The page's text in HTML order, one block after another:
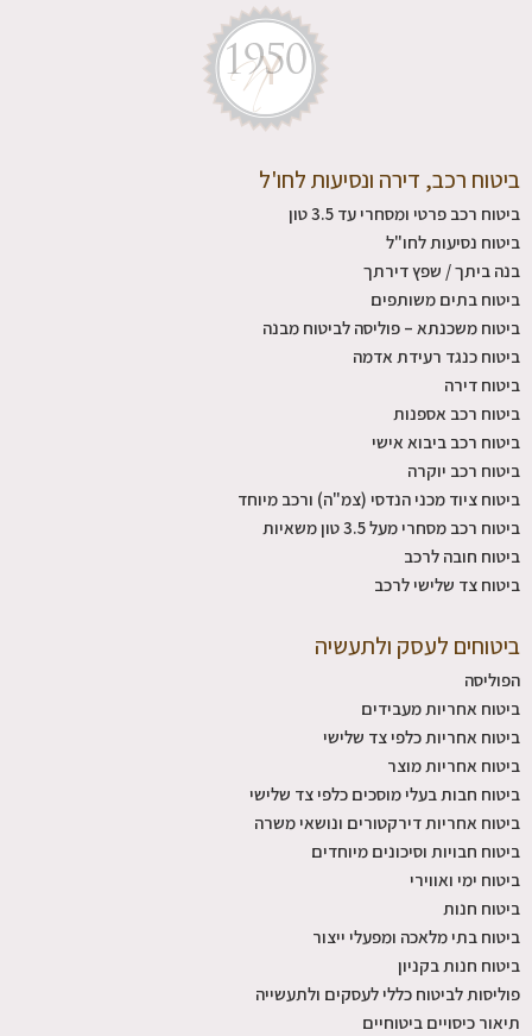
ביטוח רכב, דירה ונסיעות לחו'ל
ביטוח רכב פרטי ומסחרי עד 3.5 טון
ביטוח נסיעות לחו"ל
בנה ביתך / שפץ דירתך
ביטוח בתים משותפים
ביטוח משכנתא – פוליסה לביטוח מבנה
ביטוח כנגד רעידת אדמה
ביטוח דירה
ביטוח רכב אספנות
ביטוח רכב ביבוא אישי
ביטוח רכב יוקרה
ביטוח ציוד מכני הנדסי (צמ"ה) ורכב מיוחד
ביטוח רכב מסחרי מעל 3.5 טון משאיות
ביטוח חובה לרכב
ביטוח צד שלישי לרכב
ביטוחים לעסק ולתעשיה
הפוליסה
ביטוח אחריות מעבידים
ביטוח אחריות כלפי צד שלישי
ביטוח אחריות מוצר
ביטוח חבות בעלי מוסכים כלפי צד שלישי
ביטוח אחריות דירקטורים ונושאי משרה
ביטוח חבויות וסיכונים מיוחדים
ביטוח ימי ואווירי
ביטוח חנות
ביטוח בתי מלאכה ומפעלי ייצור
ביטוח חנות בקניון
פוליסות לביטוח כללי לעסקים ולתעשייה
תיאור כיסויים ביטוחיים